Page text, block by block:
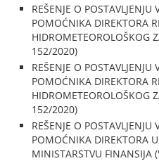
REŠENJE O
POMOĆNIKA DIREKTORA
HIDROMETEOROLOŠKOG
152/2020)
REŠENJE O
POMOĆNIKA DIREKTORA
HIDROMETEOROLOŠKOG
152/2020)
REŠENJE O
POMOĆNIKA DIREKTORA
MINISTARSTVU